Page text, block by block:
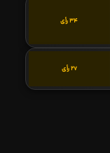
34 رأی
27 رأی